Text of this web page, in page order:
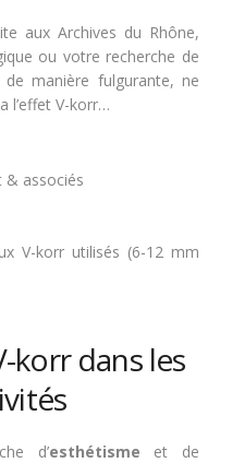
aux Archives du Rhône,
ou votre recherche de
manière fulgurante, ne
l’effet V-korr…
& associés
V-korr utilisés (6-12 mm
korr dans les
d’esthétisme et de